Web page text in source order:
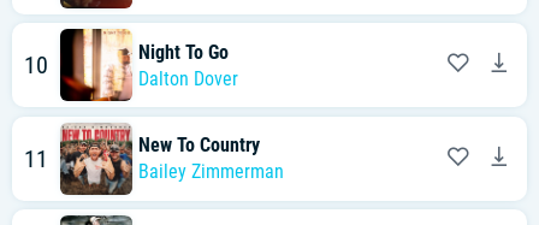
10
Night To Go
Dalton Dover
11
New To Country
Bailey Zimmerman